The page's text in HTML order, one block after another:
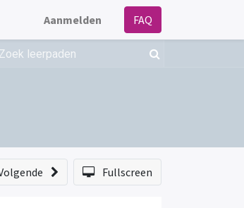
Aanmelden FAQ
Fullscreen